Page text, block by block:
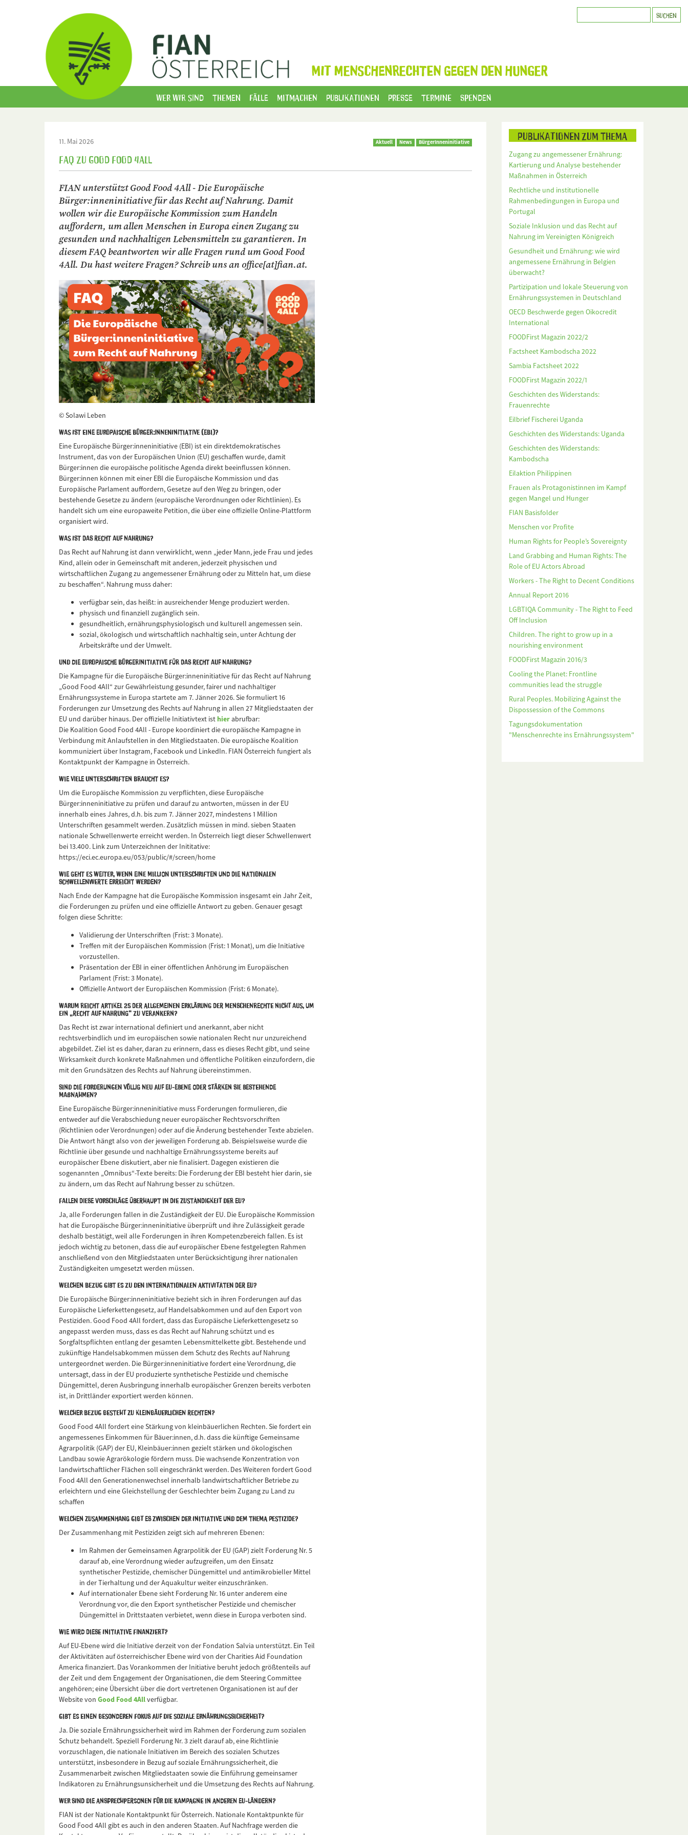
MIT MENSCHENRECHTEN GEGEN DEN HUNGER
Wer wir sind Themen Fälle Mitmachen Publikationen Presse Termine Spenden
11. Mai 2026 Aktuell News BürgerInneninitiative
FAQ zu Good Food 4All
FIAN unterstützt Good Food 4All - Die Europäische
Bürger:inneninitiative für das Recht auf Nahrung. Damit
wollen wir die Europäische Kommission zum Handeln
auffordern, um allen Menschen in Europa einen Zugang zu
gesunden und nachhaltigen Lebensmitteln zu garantieren. In
diesem FAQ beantworten wir alle Fragen rund um Good Food
4All. Du hast weitere Fragen? Schreib uns an office[at]fian.at.
© Solawi Leben
Was ist eine Europäische Bürger:inneninitiative (EBI)?
Eine Europäische Bürger:inneninitiative (EBI) ist ein direktdemokratisches
Instrument, das von der Europäischen Union (EU) geschaffen wurde, damit
Bürger:innen die europäische politische Agenda direkt beeinflussen können.
Bürger:innen können mit einer EBI die Europäische Kommission und das
Europäische Parlament auffordern, Gesetze auf den Weg zu bringen, oder
bestehende Gesetze zu ändern (europäische Verordnungen oder Richtlinien). Es
handelt sich um eine europaweite Petition, die über eine offizielle Online-Plattform
organisiert wird.
Was ist das Recht auf Nahrung?
Das Recht auf Nahrung ist dann verwirklicht, wenn „jeder Mann, jede Frau und jedes
Kind, allein oder in Gemeinschaft mit anderen, jederzeit physischen und
wirtschaftlichen Zugang zu angemessener Ernährung oder zu Mitteln hat, um diese
zu beschaffen“. Nahrung muss daher:
verfügbar sein, das heißt: in ausreichender Menge produziert werden.
physisch und finanziell zugänglich sein.
gesundheitlich, ernährungsphysiologisch und kulturell angemessen sein.
sozial, ökologisch und wirtschaftlich nachhaltig sein, unter Achtung der
Arbeitskräfte und der Umwelt.
Und die Europäische Bürgerinitiative für das Recht auf Nahrung?
Die Kampagne für die Europäische Bürger:inneninitiative für das Recht auf Nahrung
„Good Food 4All“ zur Gewährleistung gesunder, fairer und nachhaltiger
Ernährungssysteme in Europa startete am 7. Jänner 2026. Sie formuliert 16
Forderungen zur Umsetzung des Rechts auf Nahrung in allen 27 Mitgliedstaaten der
EU und darüber hinaus. Der offizielle Initiativtext ist hierabrufbar:
Die Koalition Good Food 4All - Europe koordiniert die europäische Kampagne in
Verbindung mit Anlaufstellen in den Mitgliedstaaten. Die europäische Koalition
kommuniziert über Instagram, Facebook und LinkedIn. FIAN Österreich fungiert als
Kontaktpunkt der Kampagne in Österreich.
Wie viele Unterschriften braucht es?
Um die Europäische Kommission zu verpflichten, diese Europäische
Bürger:inneninitiative zu prüfen und darauf zu antworten, müssen in der EU
innerhalb eines Jahres, d.h. bis zum 7. Jänner 2027, mindestens 1 Million
Unterschriften gesammelt werden. Zusätzlich müssen in mind. sieben Staaten
nationale Schwellenwerte erreicht werden. In Österreich liegt dieser Schwellenwert
bei 13.400. Link zum Unterzeichnen der Inititative:
https://eci.ec.europa.eu/053/public/#/screen/home
Wie geht es weiter, wenn eine Million Unterschriften und die nationalen
Schwellenwerte erreicht werden?
Nach Ende der Kampagne hat die Europäische Kommission insgesamt ein Jahr Zeit,
die Forderungen zu prüfen und eine offizielle Antwort zu geben. Genauer gesagt
folgen diese Schritte:
Validierung der Unterschriften (Frist: 3 Monate).
Treffen mit der Europäischen Kommission (Frist: 1 Monat), um die Initiative
vorzustellen.
Präsentation der EBI in einer öffentlichen Anhörung im Europäischen
Parlament (Frist: 3 Monate).
Offizielle Antwort der Europäischen Kommission (Frist: 6 Monate).
Warum reicht Artikel 25 der Allgemeinen Erklärung der Menschenrechte nicht aus, um
ein „Recht auf Nahrung“ zu verankern?
Das Recht ist zwar international definiert und anerkannt, aber nicht
rechtsverbindlich und im europäischen sowie nationalen Recht nur unzureichend
abgebildet. Ziel ist es daher, daran zu erinnern, dass es dieses Recht gibt, und seine
Wirksamkeit durch konkrete Maßnahmen und öffentliche Politiken einzufordern, die
mit den Grundsätzen des Rechts auf Nahrung übereinstimmen.
Sind die Forderungen völlig neu auf EU-Ebene oder stärken sie bestehende
Maßnahmen?
Eine Europäische Bürger:inneninitiative muss Forderungen formulieren, die
entweder auf die Verabschiedung neuer europäischer Rechtsvorschriften
(Richtlinien oder Verordnungen) oder auf die Änderung bestehender Texte abzielen.
Die Antwort hängt also von der jeweiligen Forderung ab. Beispielsweise wurde die
Richtlinie über gesunde und nachhaltige Ernährungssysteme bereits auf
europäischer Ebene diskutiert, aber nie finalisiert. Dagegen existieren die
sogenannten „Omnibus“-Texte bereits: Die Forderung der EBI besteht hier darin, sie
zu ändern, um das Recht auf Nahrung besser zu schützen.
Fallen diese Vorschläge überhaupt in die Zuständigkeit der EU?
Ja, alle Forderungen fallen in die Zuständigkeit der EU. Die Europäische Kommission
hat die Europäische Bürger:inneninitiative überprüft und ihre Zulässigkeit gerade
deshalb bestätigt, weil alle Forderungen in ihren Kompetenzbereich fallen. Es ist
jedoch wichtig zu betonen, dass die auf europäischer Ebene festgelegten Rahmen
anschließend von den Mitgliedstaaten unter Berücksichtigung ihrer nationalen
Zuständigkeiten umgesetzt werden müssen.
Welchen Bezug gibt es zu den internationalen Aktivitäten der EU?
Die Europäische Bürger:inneninitiative bezieht sich in ihren Forderungen auf das
Europäische Lieferkettengesetz, auf Handelsabkommen und auf den Export von
Pestiziden. Good Food 4All fordert, dass das Europäische Lieferkettengesetz so
angepasst werden muss, dass es das Recht auf Nahrung schützt und es
Sorgfaltspflichten entlang der gesamten Lebensmittelkette gibt. Bestehende und
zukünftige Handelsabkommen müssen dem Schutz des Rechts auf Nahrung
untergeordnet werden. Die Bürger:inneninitiative fordert eine Verordnung, die
untersagt, dass in der EU produzierte synthetische Pestizide und chemische
Düngemittel, deren Ausbringung innerhalb europäischer Grenzen bereits verboten
ist, in Drittländer exportiert werden können.
Welcher Bezug besteht zu kleinbäuerlichen Rechten?
Good Food 4All fordert eine Stärkung von kleinbäuerlichen Rechten. Sie fordert ein
angemessenes Einkommen für Bäuer:innen, d.h. dass die künftige Gemeinsame
Agrarpolitik (GAP) der EU, Kleinbäuer:innen gezielt stärken und ökologischen
Landbau sowie Agrarökologie fördern muss. Die wachsende Konzentration von
landwirtschaftlicher Flächen soll eingeschränkt werden. Des Weiteren fordert Good
Food 4All den Generationenwechsel innerhalb landwirtschaftlicher Betriebe zu
erleichtern und eine Gleichstellung der Geschlechter beim Zugang zu Land zu
schaffen
Welchen Zusammenhang gibt es zwischen der Initiative und dem Thema Pestizide?
Der Zusammenhang mit Pestiziden zeigt sich auf mehreren Ebenen:
Im Rahmen der Gemeinsamen Agrarpolitik der EU (GAP) zielt Forderung Nr. 5
darauf ab, eine Verordnung wieder aufzugreifen, um den Einsatz
synthetischer Pestizide, chemischer Düngemittel und antimikrobieller Mittel
in der Tierhaltung und der Aquakultur weiter einzuschränken.
Auf internationaler Ebene sieht Forderung Nr. 16 unter anderem eine
Verordnung vor, die den Export synthetischer Pestizide und chemischer
Düngemittel in Drittstaaten verbietet, wenn diese in Europa verboten sind.
Wie wird diese Initiative finanziert?
Auf EU-Ebene wird die Initiative derzeit von der Fondation Salvia unterstützt. Ein Teil
der Aktivitäten auf österreichischer Ebene wird von der Charities Aid Foundation
America finanziert. Das Vorankommen der Initiative beruht jedoch größtenteils auf
der Zeit und dem Engagement der Organisationen, die dem Steering Committee
angehören; eine Übersicht über die dort vertretenen Organisationen ist auf der
Website von Good Food 4Allverfügbar.
Gibt es einen besonderen Fokus auf die soziale Ernährungssicherheit?
Ja. Die soziale Ernährungssicherheit wird im Rahmen der Forderung zum sozialen
Schutz behandelt. Speziell Forderung Nr. 3 zielt darauf ab, eine Richtlinie
vorzuschlagen, die nationale Initiativen im Bereich des sozialen Schutzes
unterstützt, insbesondere in Bezug auf soziale Ernährungssicherheit, die
Zusammenarbeit zwischen Mitgliedstaaten sowie die Einführung gemeinsamer
Indikatoren zu Ernährungsunsicherheit und die Umsetzung des Rechts auf Nahrung.
Wer sind die Ansprechpersonen für die Kampagne in anderen EU-Ländern?
FIAN ist der Nationale Kontaktpunkt für Österreich. Nationale Kontaktpunkte für
Good Food 4All gibt es auch in den anderen Staaten. Auf Nachfrage werden die
Publikationen zum Thema
Zugang zu angemessener Ernährung:
Kartierung und Analyse bestehender
Maßnahmen in Österreich
Rechtliche und institutionelle
Rahmenbedingungen in Europa und
Portugal
Soziale Inklusion und das Recht auf
Nahrung im Vereinigten Königreich
Gesundheit und Ernährung: wie wird
angemessene Ernährung in Belgien
überwacht?
Partizipation und lokale Steuerung von
Ernährungssystemen in Deutschland
OECD Beschwerde gegen Oikocredit
International
FOODFirst Magazin 2022/2
Factsheet Kambodscha 2022
Sambia Factsheet 2022
FOODFirst Magazin 2022/1
Geschichten des Widerstands:
Frauenrechte
Eilbrief Fischerei Uganda
Geschichten des Widerstands: Uganda
Geschichten des Widerstands:
Kambodscha
Eilaktion Philippinen
Frauen als Protagonistinnen im Kampf
gegen Mangel und Hunger
FIAN Basisfolder
Menschen vor Profite
Human Rights for People’s Sovereignty
Land Grabbing and Human Rights: The
Role of EU Actors Abroad
Workers - The Right to Decent Conditions
Annual Report 2016
LGBTIQA Community - The Right to Feed
Off Inclusion
Children. The right to grow up in a
nourishing environment
FOODFirst Magazin 2016/3
Cooling the Planet: Frontline
communities lead the struggle
Rural Peoples. Mobilizing Against the
Dispossession of the Commons
Tagungsdokumentation
"Menschenrechte ins Ernährungssystem"